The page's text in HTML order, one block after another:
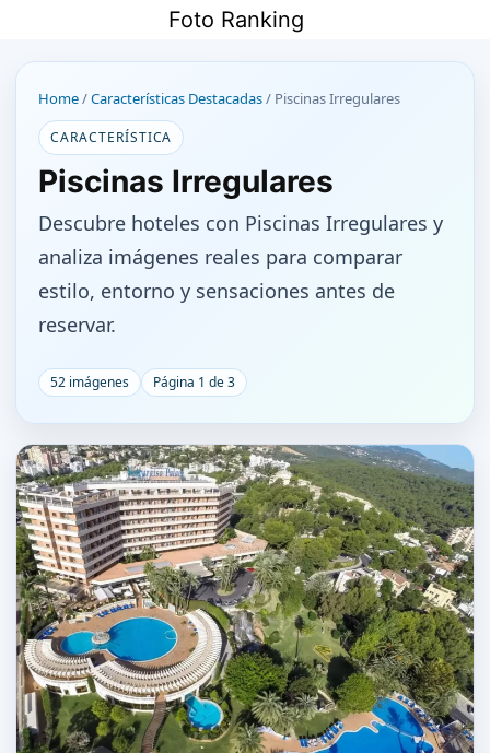
contenido
Foto Ranking
Home/Características Destacadas/ Piscinas Irregulares
CARACTERÍSTICA
Piscinas Irregulares
Descubre hoteles con Piscinas Irregulares y
analiza imágenes reales para comparar
estilo, entorno y sensaciones antes de
reservar.
52 imágenes Página 1 de 3